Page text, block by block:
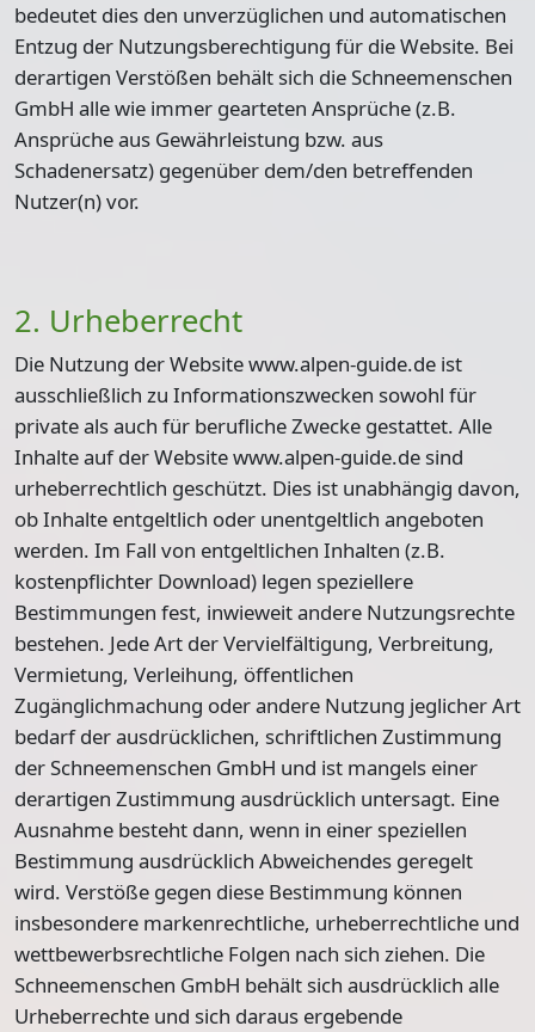
bedeutet dies den unverzüglichen und automatischen
Entzug der Nutzungsberechtigung für die Website. Bei
derartigen Verstößen behält sich die Schneemenschen
GmbH alle wie immer gearteten Ansprüche (z.B.
Ansprüche aus Gewährleistung bzw. aus
Schadenersatz) gegenüber dem/den betreffenden
Nutzer(n) vor.
2. Urheberrecht
Die Nutzung der Website www.alpen-guide.de ist
ausschließlich zu Informationszwecken sowohl für
private als auch für berufliche Zwecke gestattet. Alle
Inhalte auf der Website www.alpen-guide.de sind
urheberrechtlich geschützt. Dies ist unabhängig davon,
ob Inhalte entgeltlich oder unentgeltlich angeboten
werden. Im Fall von entgeltlichen Inhalten (z.B.
kostenpflichter Download) legen speziellere
Bestimmungen fest, inwieweit andere Nutzungsrechte
bestehen. Jede Art der Vervielfältigung, Verbreitung,
Vermietung, Verleihung, öffentlichen
Zugänglichmachung oder andere Nutzung jeglicher Art
bedarf der ausdrücklichen, schriftlichen Zustimmung
der Schneemenschen GmbH und ist mangels einer
derartigen Zustimmung ausdrücklich untersagt. Eine
Ausnahme besteht dann, wenn in einer speziellen
Bestimmung ausdrücklich Abweichendes geregelt
wird. Verstöße gegen diese Bestimmung können
insbesondere markenrechtliche, urheberrechtliche und
wettbewerbsrechtliche Folgen nach sich ziehen. Die
Schneemenschen GmbH behält sich ausdrücklich alle
Urheberrechte und sich daraus ergebende